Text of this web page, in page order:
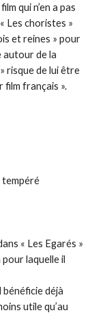
qui n’en a pas
Les choristes »
et reines » pour
autour de la
risque de lui être
film français ».
tempéré
« Les Egarés »
pour laquelle il
déjà
utile qu’au